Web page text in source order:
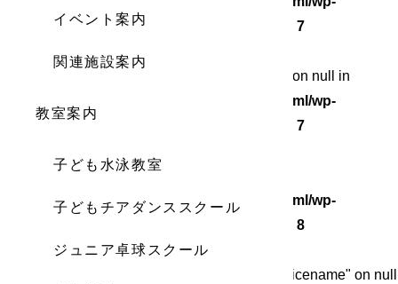
イベント案内
関連施設案内
教室案内
子ども水泳教室
子どもチアダンススクール
ジュニア卓球スクール
content/themes/numaspo/single.php
7
: Attempt to read property "cat_name" on null in
/home/wordstock/numasupo.com/public_html/wp-
content/themes/numaspo/single.php
7
: Undefined array key 0 in
/home/wordstock/numasupo.com/public_html/wp-
8
: Attempt to read property "category_nicename" on null